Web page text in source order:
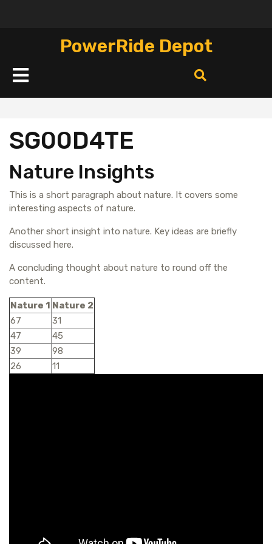
PowerRide Depot
Кнопка
Открыть
SG00D4TE
Nature Insights
This is a short paragraph about nature. It covers some
interesting aspects of nature.
Another short insight into nature. Key ideas are briefly
discussed here.
A concluding thought about nature to round off the
content.
Nature 1 Nature 2
67
31
47
45
39
98
26
11